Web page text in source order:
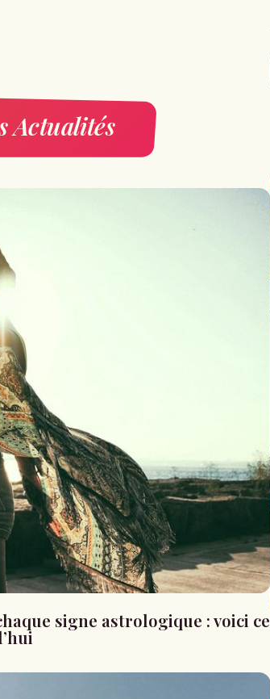
Actualités
signe astrologique : voici ce